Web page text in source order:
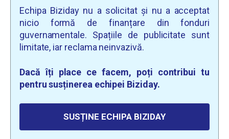
Echipa Biziday nu a solicitat și nu a acceptat
nicio formă de finanțare din fonduri
guvernamentale. Spațiile de publicitate sunt
limitate, iar reclama neinvazivă.
Dacă îți place ce facem, poți contribui tu
pentru susținerea echipei Biziday.
SUSȚINE ECHIPA BIZIDAY